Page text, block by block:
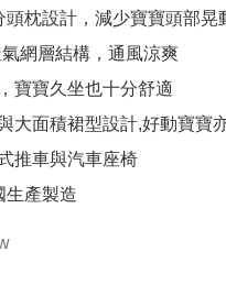
頭枕設計，減少寶寶頭部晃
網層結構，通風涼爽
寶寶久坐也十分舒適
大面積裙型設計,好動寶寶
推車與汽車座椅
生產製造